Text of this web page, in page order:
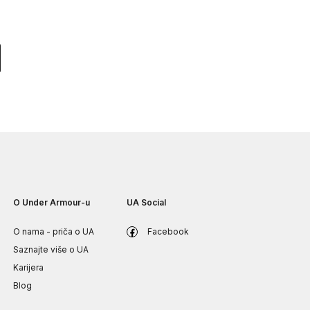
O Under Armour-u
O nama - priča o UA
Saznajte više o UA
Karijera
Blog
UA Social
Facebook